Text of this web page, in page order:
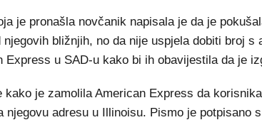
je pronašla novčanik napisala je da je
njegovih bližnjih, no da nije uspjela dobiti broj
Express u SAD-u kako bi ih obavijestila da je
kako je zamolila American Express da
njegovu adresu u Illinoisu. Pismo je potpisano